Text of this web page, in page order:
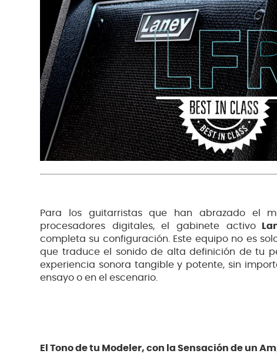
Para los guitarristas que han abrazado el
procesadores digitales, el gabinete activo
completa su configuración. Este equipo no es
que traduce el sonido de alta definición de tu
experiencia sonora tangible y potente, sin
ensayo o en el escenario.
El Tono de tu Modeler, con la Sensación de un